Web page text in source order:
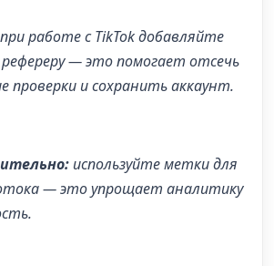
при работе с TikTok добавляйте
— это помогает отсечь
проверки и сохранить аккаунт.
используйте метки для
— это упрощает аналитику